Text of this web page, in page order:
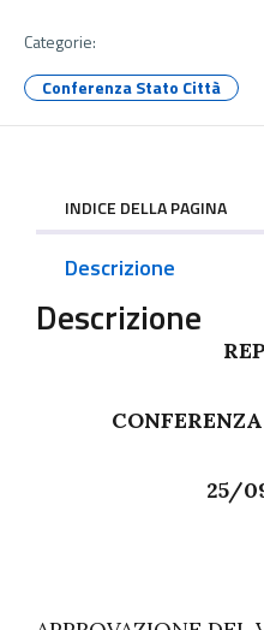
Categorie:
Conferenza Stato Città
INDICE DELLA PAGINA
Descrizione
Descrizione
25/